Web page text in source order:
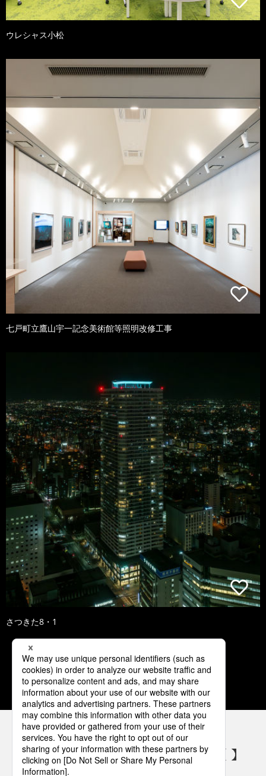
ウレシャス小松
七戸町立鷹山宇一記念美術館等照明改修工事
さつきた8・1
1 2 3 4 5
パナソニックの電気設備 SNSアカウント